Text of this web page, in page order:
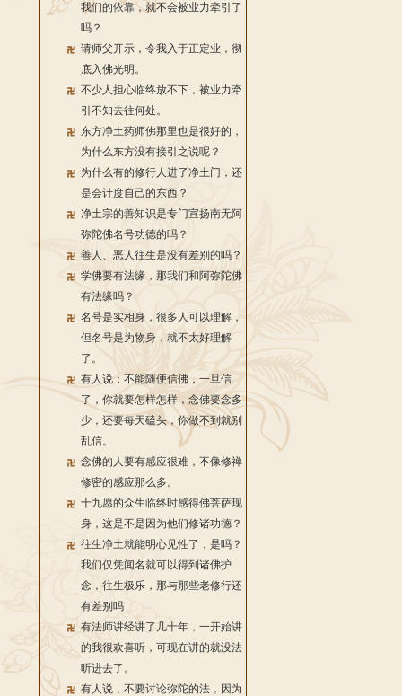
我们的依靠，就不会被业力牵引了
吗？
请师父开示，令我入于正定业，彻
底入佛光明。
不少人担心临终放不下，被业力牵
引不知去往何处。
东方净土药师佛那里也是很好的，
为什么东方没有接引之说呢？
为什么有的修行人进了净土门，还
是会计度自己的东西？
净土宗的善知识是专门宣扬南无阿
弥陀佛名号功德的吗？
善人、恶人往生是没有差别的吗？
学佛要有法缘，那我们和阿弥陀佛
有法缘吗？
名号是实相身，很多人可以理解，
但名号是为物身，就不太好理解
了。
有人说：不能随便信佛，一旦信
了，你就要怎样怎样，念佛要念多
少，还要每天磕头，你做不到就别
乱信。
念佛的人要有感应很难，不像修禅
修密的感应那么多。
十九愿的众生临终时感得佛菩萨现
身，这是不是因为他们修诸功德？
往生净土就能明心见性了，是吗？
我们仅凭闻名就可以得到诸佛护
念，往生极乐，那与那些老修行还
有差别吗
有法师讲经讲了几十年，一开始讲
的我很欢喜听，可现在讲的就没法
听进去了。
有人说，不要讨论弥陀的法，因为